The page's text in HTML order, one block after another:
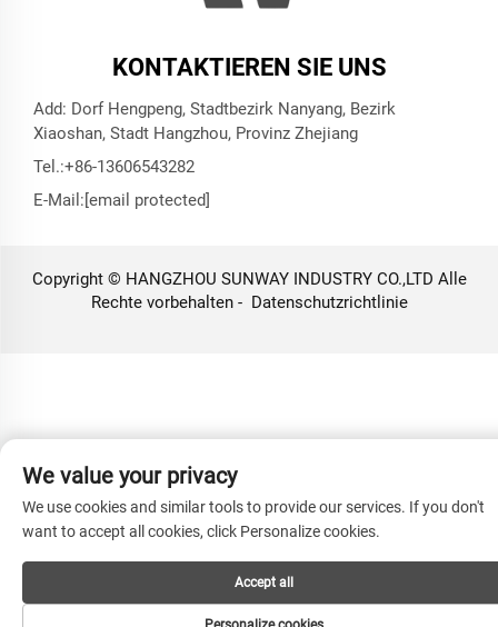
KONTAKTIEREN SIE UNS
Add: Dorf Hengpeng, Stadtbezirk Nanyang, Bezirk
Xiaoshan, Stadt Hangzhou, Provinz Zhejiang
Tel.:+86-13606543282
E-Mail: [email protected]
Copyright © HANGZHOU SUNWAY INDUSTRY CO.,LTD Alle
Rechte vorbehalten - Datenschutzrichtlinie
We value your privacy
We use cookies and similar tools to provide our services. If you don't
want to accept all cookies, click Personalize cookies.
Accept all